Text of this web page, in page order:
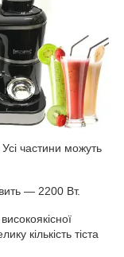
Усі частини можуть
— 2200 Вт.
кількість тіста